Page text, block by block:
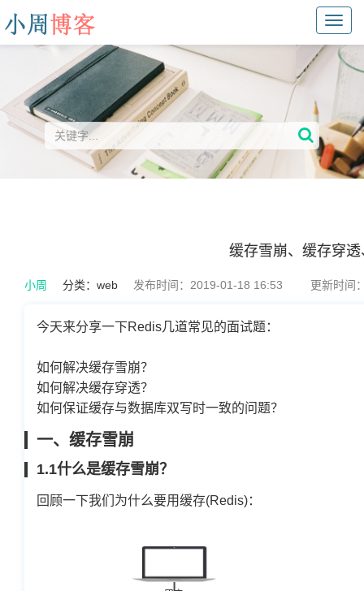
缓存雪崩、缓存穿
小周 分类： web 发布时间：2019-01-18 16:53 更新时间
今天来分享一下Redis几道常见的面试题：
如何解决缓存雪崩？
如何解决缓存穿透？
如何保证缓存与数据库双写时一致的问题？
一、缓存雪崩
1.1什么是缓存雪崩？
回顾一下我们为什么要用缓存(Redis)：